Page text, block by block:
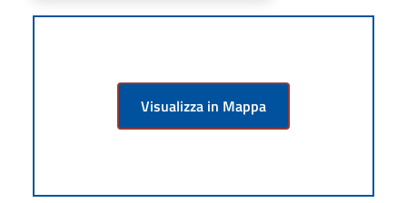
Visualizza in Mappa